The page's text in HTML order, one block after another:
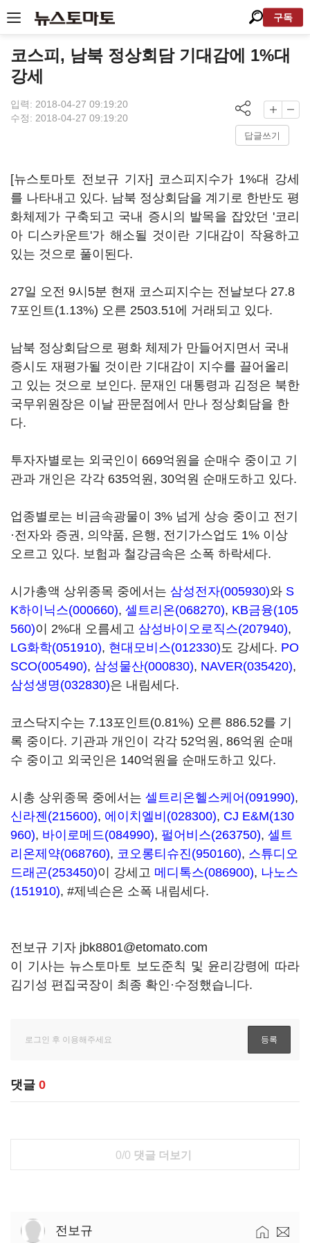
구독
코스피, 남북 정상회담 기대감에 1%대
강세
입력: 2018-04-27 09:19:20
수정: 2018-04-27 09:19:20
답글쓰기
[뉴스토마토 전보규 기자] 코스피지수가 1%대 강세
를 나타내고 있다. 남북 정상회담을 계기로 한반도 평
화체제가 구축되고 국내 증시의 발목을 잡았던 '코리
아 디스카운트'가 해소될 것이란 기대감이 작용하고
있는 것으로 풀이된다.
27일 오전 9시5분 현재 코스피지수는 전날보다 27.8
7포인트(1.13%) 오른 2503.51에 거래되고 있다.
남북 정상회담으로 평화 체제가 만들어지면서 국내
증시도 재평가될 것이란 기대감이 지수를 끌어올리
고 있는 것으로 보인다. 문재인 대통령과 김정은 북한
국무위원장은 이날 판문점에서 만나 정상회담을 한
다.
투자자별로는 외국인이 669억원을 순매수 중이고 기
관과 개인은 각각 635억원, 30억원 순매도하고 있다.
업종별로는 비금속광물이 3% 넘게 상승 중이고 전기
·전자와 증권, 의약품, 은행, 전기가스업도 1% 이상
오르고 있다. 보험과 철강금속은 소폭 하락세다.
시가총액 상위종목 중에서는 삼성전자(005930)와 S
K하이닉스(000660), 셀트리온(068270), KB금융(105
560)이 2%대 오름세고 삼성바이오로직스(207940),
LG화학(051910), 현대모비스(012330)도 강세다. PO
SCO(005490), 삼성물산(000830), NAVER(035420),
삼성생명(032830)은 내림세다.
코스닥지수는 7.13포인트(0.81%) 오른 886.52를 기
록 중이다. 기관과 개인이 각각 52억원, 86억원 순매
수 중이고 외국인은 140억원을 순매도하고 있다.
시총 상위종목 중에서는 셀트리온헬스케어(091990),
신라젠(215600), 에이치엘비(028300), CJ E&M(130
960), 바이로메드(084990), 펄어비스(263750), 셀트
리온제약(068760), 코오롱티슈진(950160), 스튜디오
드래곤(253450)이 강세고 메디톡스(086900), 나노스
(151910), #제넥슨은 소폭 내림세다.
전보규 기자 jbk8801@etomato.com
이 기사는 뉴스토마토 보도준칙 및 윤리강령에 따라
김기성 편집국장이 최종 확인·수정했습니다.
댓글 0
0/0 댓글 더보기
전보규